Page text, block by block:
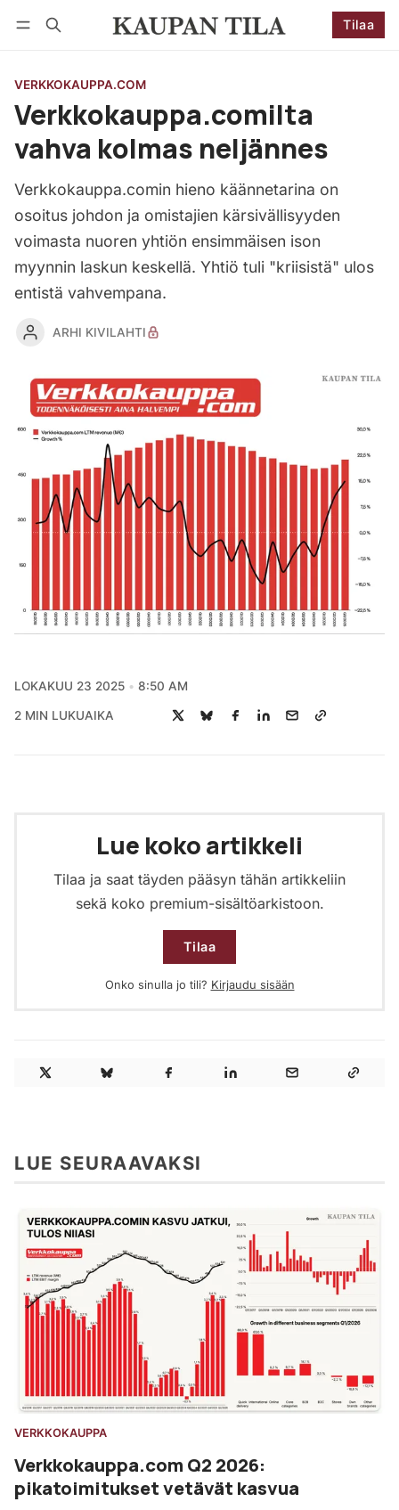
Tilaa
VERKKOKAUPPA.COM
Verkkokauppa.comilta
vahva kolmas neljännes
Verkkokauppa.comin hieno käännetarina on
osoitus johdon ja omistajien kärsivällisyyden
voimasta nuoren yhtiön ensimmäisen ison
myynnin laskun keskellä. Yhtiö tuli "kriisistä" ulos
entistä vahvempana.
ARHI KIVILAHTI
LOKAKUU 23 2025 8:50 AM
2 MIN LUKUAIKA
Lue koko artikkeli
Tilaa ja saat täyden pääsyn tähän artikkeliin
sekä koko premium-sisältöarkistoon.
Tilaa
Onko sinulla jo tili? Kirjaudu sisään
LUE SEURAAVAKSI
VERKKOKAUPPA
Verkkokauppa.com Q2 2026:
pikatoimitukset vetävät kasvua